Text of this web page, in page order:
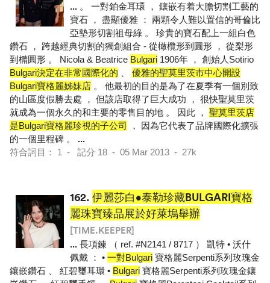
... 。 一對鉑金耳環 ， 鑲嵌有着大膽切割工藝的
寶石 ， 盡顯優雅 ： 兩顆令人難以置信的哥倫比
亞墊形切割祖母綠 。 珍貴的寶石配上一組白色
鑽石 ， 跨越經典切割的獨創組合 - 從橄欖形到圓形 ， 從梨形
到橢圓形 。 Nicola & Beatrice Bulgari 1906年 ， 創始人Sotirio
Bulgari決定在非常國際化的
優雅的聖莫里茨市中心開設
Bulgari寶格麗姊妹店 。 他最初的目的是為了在夏季有一個別致
的山區度假勝去處 ， 但該店取得了巨大成功 ， 很快聖莫里茨
就成為一個永久的和主要的零售目的地 。 因此 ， 聖莫里茨店
是Bulgari寶格麗珍視的子公司
， 因為它代表了品牌國際化擴張
的一個里程碑 。 ...
符合詞目： 1 - 記分 18 - 05 Mar 2013 - 27k
162. 伊麗莎白•泰勒珍藏BULGARI寶格
麗珠寶臻品展於好萊塢舉辦
[TIME.KEEPER]
... 長項鍊 （ ref. #N2141 / 8717 ） 凱特 • 沃什
佩戴 ： • 一對Bulgari 寶格麗Serpenti系列玫瑰金
鑲嵌鑽石 、 紅碧璽耳環 • Bulgari 寶格麗Serpenti系列玫瑰金鑲